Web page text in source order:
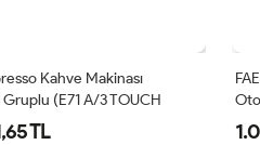
Kahve Makinası
(E71 A/3 TOUCH
TL